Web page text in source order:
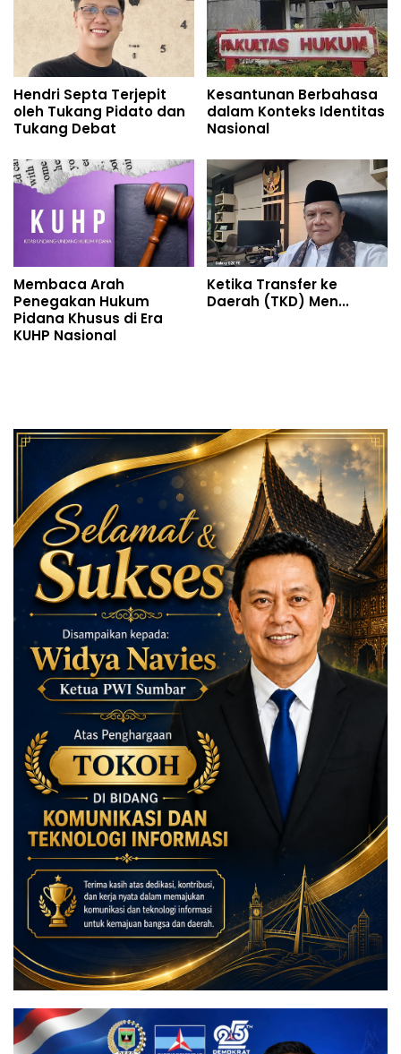
Hendri Septa Terjepit
oleh Tukang Pidato dan
Tukang Debat
Kesantunan Berbahasa
dalam Konteks Identitas
Nasional
Membaca Arah
Penegakan Hukum
Pidana Khusus di Era
KUHP Nasional
Ketika Transfer ke
Daerah (TKD) Men...